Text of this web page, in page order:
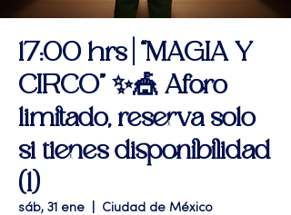
17:00 hrs | “MAGIA Y
CIRCO” ✨🎪 Aforo
limitado, reserva solo
si tienes disponibilidad
(1)
sáb, 31 ene Ciudad de México